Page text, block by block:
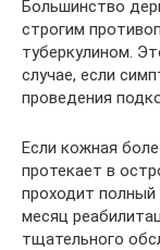
Большинство
строгим
туберкулином.
случае, если
проведения
Если кожная
протекает в
проходит полный
месяц
тщательного